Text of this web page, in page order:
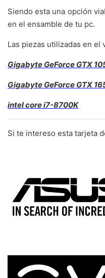
Siendo esta una opción
en el ensamble de tu pc.
Las piezas utilizadas en
Gigabyte GeForce GTX
Gigabyte GeForce GTX
intel core i7-8700K
Si te intereso esta tarjeta